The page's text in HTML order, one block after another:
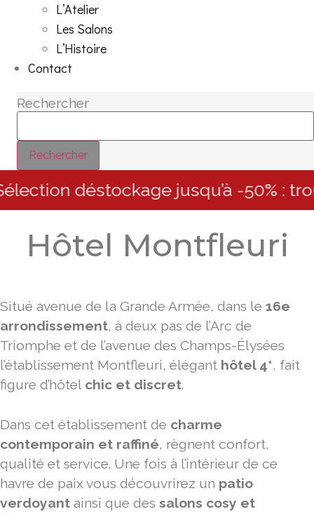
L’Atelier
Les Salons
L’Histoire
Contact
Rechercher
Rechercher
déstockage jusqu’à -50% :
Hôtel Montfleuri
Situé avenue de la Grande Armée, dans le 16e
arrondissement, à deux pas de l’Arc de
Triomphe et de l’avenue des Champs-Élysées
l’établissement Montfleuri, élégant hôtel 4*, fait
figure d’hôtel chic et discret.
Dans cet établissement de charme
contemporain et raffiné, règnent confort,
qualité et service. Une fois à l’intérieur de ce
havre de paix vous découvrirez un patio
verdoyant ainsi que des salons cosy et